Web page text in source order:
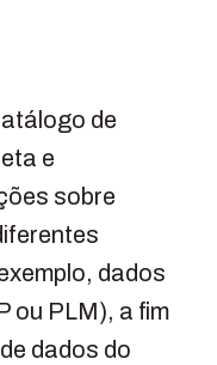
de
e
sobre
dados
ou PLM), a fim
dados do